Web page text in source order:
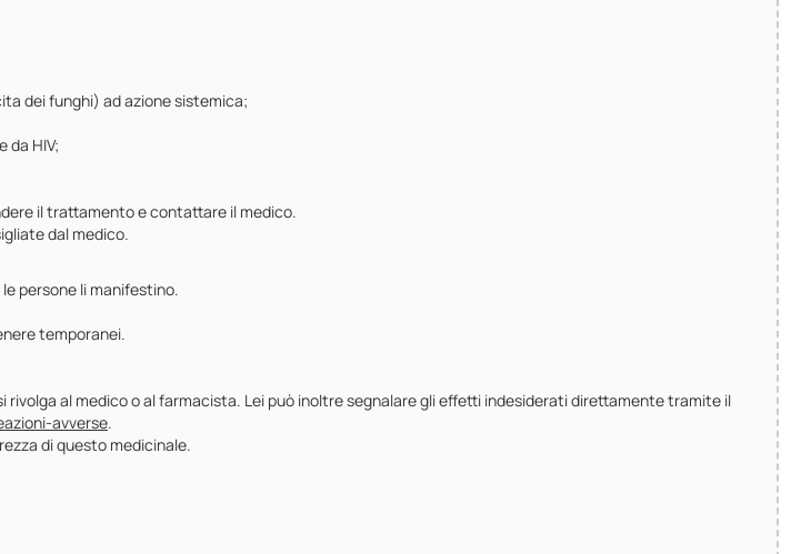
dei funghi) ad azione sistemica;
da HIV;
il trattamento e contattare il medico.
dal medico.
persone li manifestino.
temporanei.
al medico o al farmacista. Lei può inoltre segnalare gli effetti indesiderati direttamente tramite il
avverse.
di questo medicinale.